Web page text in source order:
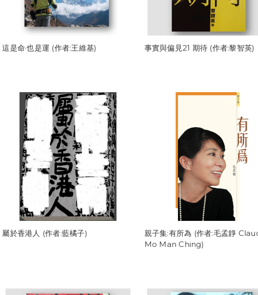
這是命·也是運 (作者:王維基) 事實與偏見21 期待 (作者:黎智英)
屬於香港人 (作者:藍橘子)
親子集:有所為 (作者:毛孟靜
Mo Man Ching)